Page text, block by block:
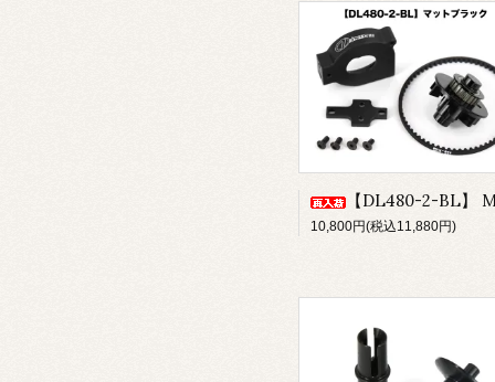
【DL480-2-BL】 Mechanical Turbo Fan ver.2 (Matte
10,800円(税込11,880円)